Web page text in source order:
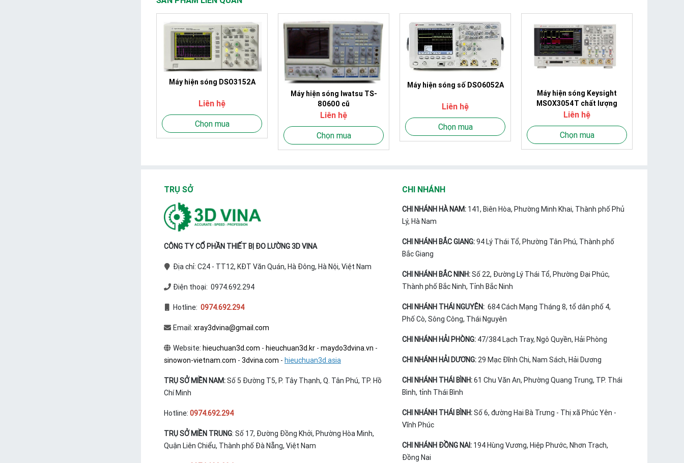
Máy hiện sóng DSO3152A
Liên hệ
Chọn mua
Máy hiện sóng Iwatsu TS-
80600 cũ
Liên hệ
Chọn mua
Máy hiện sóng số DSO6052A
Liên hệ
Chọn mua
Máy hiện sóng Keysight
MSOX3054T chất lượng
Liên hệ
Chọn mua
TRỤ SỞ
CÔNG TY CỔ PHẦN THIẾT BỊ ĐO LƯỜNG 3D VINA
Địa chỉ: C24 - TT12, KĐT Văn Quán, Hà Đông, Hà Nội, Việt Nam
Điện thoại: 0974.692.294
Hotline: 0974.692.294
Email: xray3dvina@gmail.com
Website: hieuchuan3d.com - hieuchuan3d.kr- maydo3dvina.vn -
sinowon-vietnam.com - 3dvina.com - hieuchuan3d.asia
TRỤ SỞ MIỀN NAM:Số 5 Đường T5, P. Tây Thạnh, Q. Tân Phú, TP. Hồ
Chí Minh
Hotline: 0974.692.294
TRỤ SỞ MIỀN TRUNG: Số 17, Đường Đồng Khởi, Phường Hòa Minh,
Quận Liên Chiểu, Thành phố Đà Nẵng, Việt Nam
CHI NHÁNH
CHI NHÁNH HÀ NAM:141, Biên Hòa, Phường Minh Khai, Thành phố Phủ
Lý, Hà Nam
CHI NHÁNH BẮC GIANG:94 Lý Thái Tổ, Phường Tân Phú, Thành phố
Bắc Giang
CHI NHÁNH BẮC NINH:Số 22, Đường Lý Thái Tổ, Phường Đại Phúc,
Thành phố Bắc Ninh, Tỉnh Bắc Ninh
CHI NHÁNH THÁI NGUYÊN: 684 Cách Mạng Tháng 8, tổ dân phố 4,
Phố Cò, Sông Công, Thái Nguyên
CHI NHÁNH HẢI PHÒNG: 47/384 Lạch Tray, Ngô Quyền, Hải Phòng
CHI NHÁNH HẢI DƯƠNG: 29 Mạc Đĩnh Chi, Nam Sách, Hải Dương
CHI NHÁNH THÁI BÌNH:61 Chu Văn An, Phường Quang Trung, TP. Thái
Bình, tỉnh Thái Bình
CHI NHÁNH THÁI BÌNH:Số 6, đường Hai Bà Trưng - Thị xã Phúc Yên -
Vĩnh Phúc
CHI NHÁNH ĐỒNG NAI:194 Hùng Vương, Hiệp Phước, Nhơn Trạch,
Đồng Nai